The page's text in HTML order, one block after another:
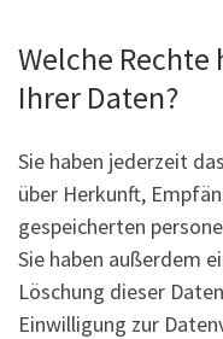
Welche
Ihrer Daten?
Sie haben jederzeit
über Herkunft,
gespeicherten
Sie haben außerdem
Löschung dieser
Einwilligung zur